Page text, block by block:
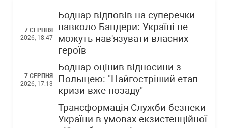
7 СЕРПНЯ
2026, 18:47
Боднар відповів на суперечки
навколо Бандери: Україні не
можуть нав'язувати власних
героїв
7 СЕРПНЯ
2026, 17:13
Боднар оцінив відносини з
Польщею: "Найгостріший етап
кризи вже позаду"
Трансформація Служби безпеки
України в умовах екзистенційної